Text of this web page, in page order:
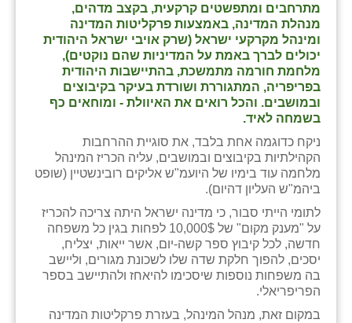
מתרחבים ומתפשטים קרקעית, בקצב מדהים,
מנהלת המדינה, באמצעות פרקליטות המדינה
ומינהל מקרקעי ישראל (שרק אויבי ישראל היהודית
יכולים לברך באמת על המדיניות שהם נוקטים),
מלחמת חורמה מתמשכת, בהתיישבות היהודית
בפריפריה, המתגוררת ושורדת בעיקר בקיבוצים
ובמושבים. והכל רואים את האיוולת - ומוחאים כף
בשמחה לאיד.
ניקח כדוגמה אחת בלבד, את סוגיית ההרחבות
הקהילתיות בקיבוצים ובמושבים, עליה הכריז המינהל
מלחמה עוד בימיו של היועמ"ש אליקים רובינשטיין (שופט
ביהמ"ש העליון דהיום).
לתומי הייתי סבור, כי מדינה ישראל היתה צריכה להכריז
על "מענק מקום" של 10,000$ לפחות בגין כל משפחה
חדשה, לכל קיבוץ ספר קשה-יום, אשר ייאות, יצליח,
יסכים, להפוך חלקת שדה שלו לשכונת מגורים, וליישב
בה משפחות נוספות שיסכימו להיאחז ולהתיישב בספר
הפריפריאלי.
במקום זאת, מנהל המינהל, בעזרת פרקליטות המדינה